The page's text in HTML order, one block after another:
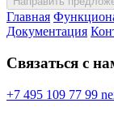
Главная
Документация
Cвязаться с
+7 495 109 77 99